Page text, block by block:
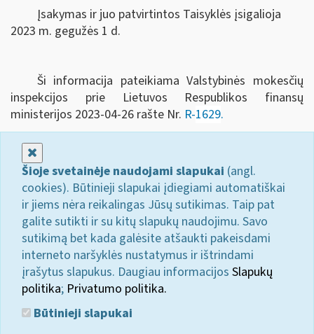
Įsakymas ir juo patvirtintos Taisyklės įsigalioja
2023 m. gegužės 1 d.
Ši informacija pateikiama Valstybinės mokesčių
inspekcijos prie Lietuvos Respublikos finansų
ministerijos 2023-04-26 rašte Nr. R-1629.
Šioje svetainėje naudojami slapukai (angl.
cookies). Būtinieji slapukai įdiegiami automatiškai
ir jiems nėra reikalingas Jūsų sutikimas. Taip pat
galite sutikti ir su kitų slapukų naudojimu. Savo
sutikimą bet kada galėsite atšaukti pakeisdami
interneto naršyklės nustatymus ir ištrindami
įrašytus slapukus. Daugiau informacijos Slapukų
politika; Privatumo politika.
Būtinieji slapukai